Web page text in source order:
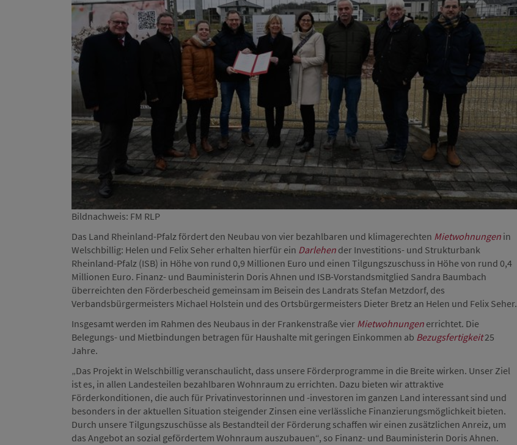
Bildnachweis: FM RLP
Das Land Rheinland-Pfalz fördert den Neubau von vier bezahlbaren und klimagerechten Mietwohnungen in
Welschbillig: Helen und Felix Seher erhalten hierfür ein Darlehen der Investitions- und Strukturbank
Rheinland-Pfalz (ISB) in Höhe von rund 0,9 Millionen Euro und einen Tilgungszuschuss in Höhe von rund 0,4
Millionen Euro. Finanz- und Bauministerin Doris Ahnen und ISB-Vorstandsmitglied Sandra Baumbach
überreichten den Förderbescheid gemeinsam im Beisein des Landrats Stefan Metzdorf, des
Verbandsbürgermeisters Michael Holstein und des Ortsbürgermeisters Dieter Bretz an Helen und Felix Seher.
Insgesamt werden im Rahmen des Neubaus in der Frankenstraße vier Mietwohnungen errichtet. Die
Belegungs- und Mietbindungen betragen für Haushalte mit geringen Einkommen ab Bezugsfertigkeit25
Jahre.
„Das Projekt in Welschbillig veranschaulicht, dass unsere Förderprogramme in die Breite wirken. Unser Ziel
ist es, in allen Landesteilen bezahlbaren Wohnraum zu errichten. Dazu bieten wir attraktive
Förderkonditionen, die auch für Privatinvestorinnen und -investoren im ganzen Land interessant sind und
besonders in der aktuellen Situation steigender Zinsen eine verlässliche Finanzierungsmöglichkeit bieten.
Durch unsere Tilgungszuschüsse als Bestandteil der Förderung schaffen wir einen zusätzlichen Anreiz, um
das Angebot an sozial gefördertem Wohnraum auszubauen“, so Finanz- und Bauministerin Doris Ahnen.